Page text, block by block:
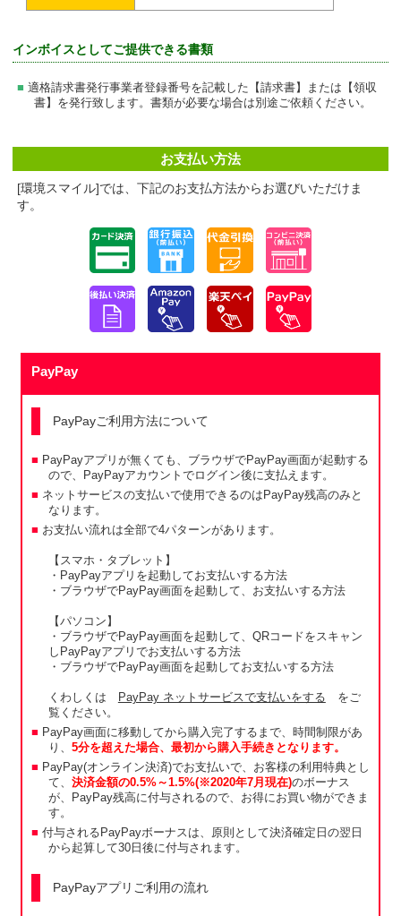
インボイスとしてご提供できる書類
適格請求書発行事業者登録番号を記載した【請求書】または【領収
書】を発行致します。書類が必要な場合は別途ご依頼ください。
お支払い方法
[環境スマイル]では、下記のお支払方法からお選びいただけま
す。
PayPay
PayPayご利用方法について
PayPayアプリが無くても、ブラウザでPayPay画面が起動する
ので、PayPayアカウントでログイン後に支払えます。
ネットサービスの支払いで使用できるのはPayPay残高のみと
なります。
お支払い流れは全部で4パターンがあります。
【スマホ・タブレット】
・PayPayアプリを起動してお支払いする方法
・ブラウザでPayPay画面を起動して、お支払いする方法
【パソコン】
・ブラウザでPayPay画面を起動して、QRコードをスキャン
しPayPayアプリでお支払いする方法
・ブラウザでPayPay画面を起動してお支払いする方法
くわしくは PayPay ネットサービスで支払いをする をご
覧ください。
PayPay画面に移動してから購入完了するまで、時間制限があ
り、 5分を超えた場合、最初から購入手続きとなります。
PayPay(オンライン決済)でお支払いで、お客様の利用特典とし
て、 決済金額の0.5%～1.5%(※2020年7月現在)のボーナス
が、PayPay残高に付与されるので、お得にお買い物ができま
す。
付与されるPayPayボーナスは、原則として決済確定日の翌日
から起算して30日後に付与されます。
PayPayアプリご利用の流れ